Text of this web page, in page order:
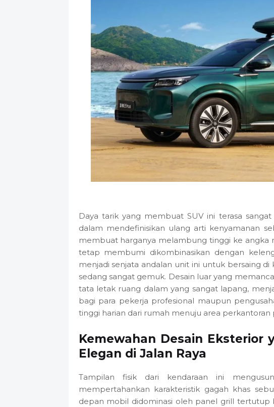
Daya tarik yang membuat SUV ini terasa
dalam mendefinisikan ulang arti kenyamanan
membuat harganya melambung tinggi ke angka
tetap membumi dikombinasikan dengan
menjadi senjata andalan unit ini untuk bersaing
sedang sangat gemuk. Desain luar yang
tata letak ruang dalam yang sangat lapang,
bagi para pekerja profesional maupun
tinggi harian dari rumah menuju area perkantoran
Kemewahan Desain Eksterior
Elegan di Jalan Raya
Tampilan fisik dari kendaraan ini
mempertahankan karakteristik gagah khas
depan mobil didominasi oleh panel grill tertutup